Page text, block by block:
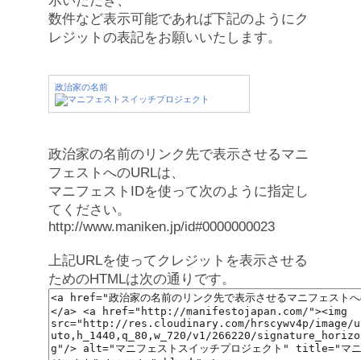
数件など表示可能であれば下記のようにク
レジットの表記をお願いいたします。
政治家の名前
政治家の名前のリンク先で表示させるマニ
フェストへのURLは、
マニフェストIDを使って次のように指定し
てください。
http://www.maniken.jp/id#0000000023
上記URLを使ってクレジットを表示させる
ためのHTMLは次の通りです。